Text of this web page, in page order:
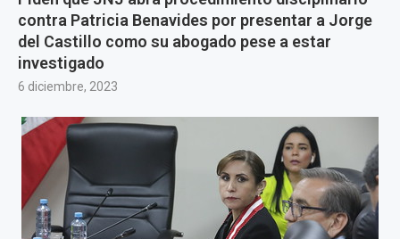
contra Patricia Benavides por presentar a Jorge
del Castillo como su abogado pese a estar
investigado
6 diciembre, 2023